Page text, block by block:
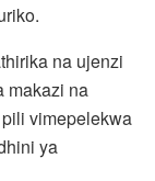
na ujenzi
makazi na
vimepelekwa
ya